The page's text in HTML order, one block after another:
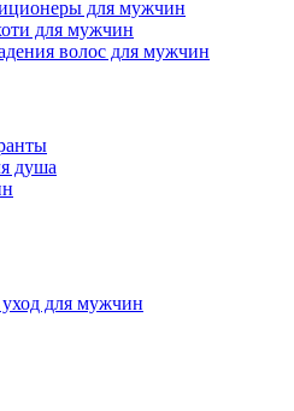
для мужчин
для мужчин
волос для мужчин
душа
для мужчин